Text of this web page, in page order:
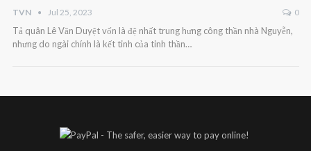
TVN Jul 25, 2023 0
Tả quân Lê Văn Duyệt vốn là đệ nhất trung hưng công thần nhà Nguyễn,
nhưng do ngài chính là kết tinh của tinh thần…